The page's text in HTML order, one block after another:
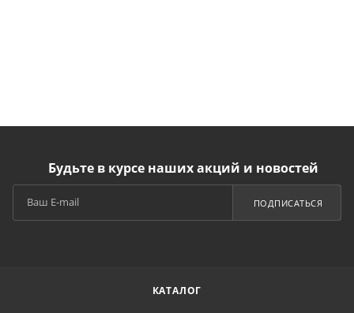
Будьте в курсе наших акций и новостей
ПОДПИСАТЬСЯ
КАТАЛОГ